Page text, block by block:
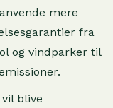
mere
fra
og vindparker til
blive